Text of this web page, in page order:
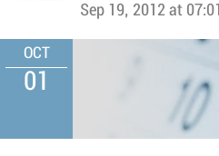
Sep 19, 2012 at 07:01
OCT
01